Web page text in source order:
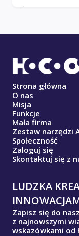
Strona główna
O nas
Misja
Funkcje
Mała firma
Zestaw narzędzi
Społeczność
Zaloguj się
Skontaktuj się z
LUDZKA
Zapisz się do
z najnowszymi
wskazówkami od